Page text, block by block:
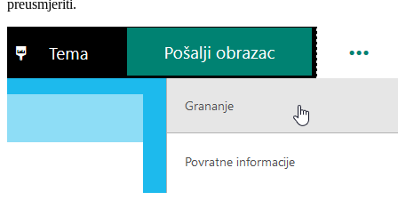
preusmjeriti.